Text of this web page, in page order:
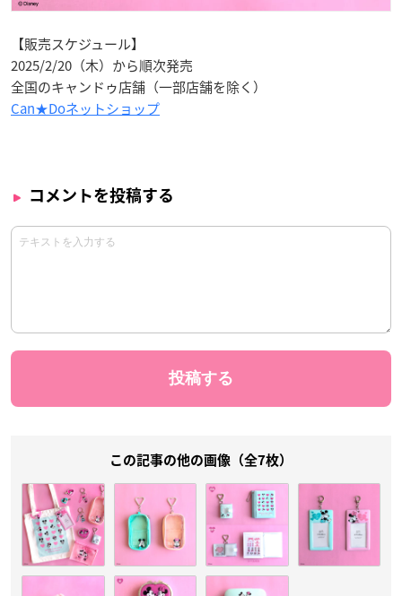
【販売スケジュール】
2025/2/20（木）から順次発売
全国のキャンドゥ店舗（一部店舗を除く）
Can★Doネットショップ
コメントを投稿する
この記事の他の画像（全7枚）